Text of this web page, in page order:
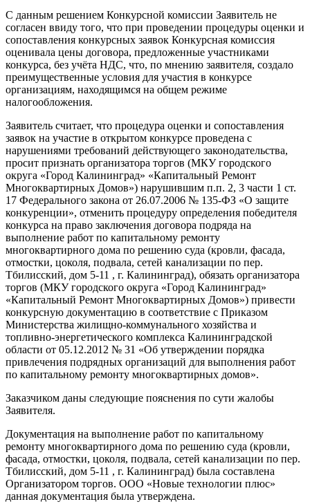
С данным решением Конкурсной комиссии Заявитель не
согласен ввиду того, что при проведении процедуры оценки и
сопоставления конкурсных заявок Конкурсная комиссия
оценивала цены договора, предложенные участниками
конкурса, без учёта НДС, что, по мнению заявителя, создало
преимущественные условия для участия в конкурсе
организациям, находящимся на общем режиме
налогообложения.
Заявитель считает, что процедура оценки и сопоставления
заявок на участие в открытом конкурсе проведена с
нарушениями требований действующего законодательства,
просит признать организатора торгов (МКУ городского
округа «Город Калининград» «Капитальный Ремонт
Многоквартирных Домов») нарушившим п.п. 2, 3 части 1 ст.
17 Федерального закона от 26.07.2006 № 135-ФЗ «О защите
конкуренции», отменить процедуру определения победителя
конкурса на право заключения договора подряда на
выполнение работ по капитальному ремонту
многоквартирного дома по решению суда (кровли, фасада,
отмостки, цоколя, подвала, сетей канализации по пер.
Тбилисский, дом 5-11 , г. Калининград), обязать организатора
торгов (МКУ городского округа «Город Калининград»
«Капитальный Ремонт Многоквартирных Домов») привести
конкурсную документацию в соответствие с Приказом
Министерства жилищно-коммунального хозяйства и
топливно-энергетического комплекса Калининградской
области от 05.12.2012 № 31 «Об утверждении порядка
привлечения подрядных организаций для выполнения работ
по капитальному ремонту многоквартирных домов».
Заказчиком даны следующие пояснения по сути жалобы
Заявителя.
Документация на выполнение работ по капитальному
ремонту многоквартирного дома по решению суда (кровли,
фасада, отмостки, цоколя, подвала, сетей канализации по пер.
Тбилисский, дом 5-11 , г. Калининград) была составлена
Организатором торгов. ООО «Новые технологии плюс»
данная документация была утверждена.